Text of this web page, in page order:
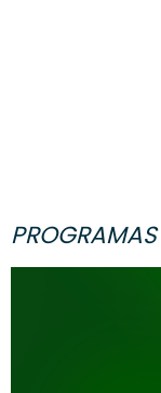
PROGRAMAS